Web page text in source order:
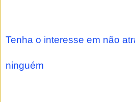
Tenha o interesse em não
ninguém